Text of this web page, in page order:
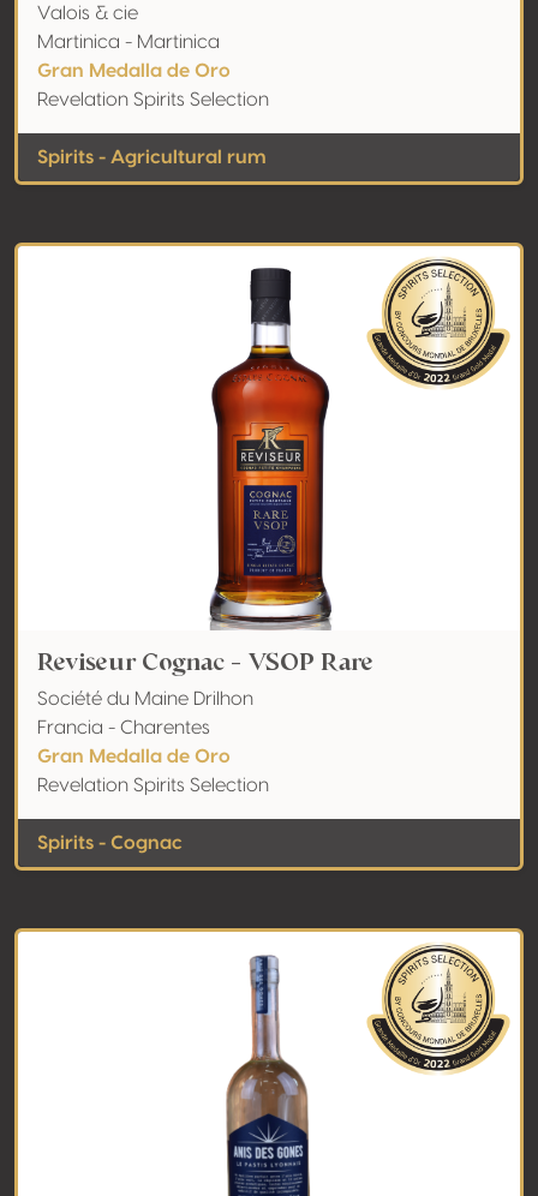
Valois & cie
Martinica - Martinica
Gran Medalla de Oro
Revelation Spirits Selection
Spirits - Agricultural rum
Reviseur Cognac - VSOP Rare
Société du Maine Drilhon
Francia - Charentes
Gran Medalla de Oro
Revelation Spirits Selection
Spirits - Cognac